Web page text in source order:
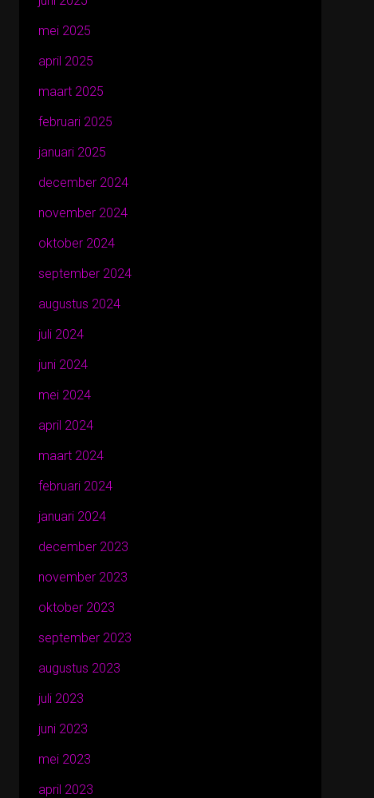
mei 2025
april 2025
maart 2025
februari 2025
januari 2025
december 2024
november 2024
oktober 2024
september 2024
augustus 2024
juli 2024
juni 2024
mei 2024
april 2024
maart 2024
februari 2024
januari 2024
december 2023
november 2023
oktober 2023
september 2023
augustus 2023
juli 2023
juni 2023
mei 2023
april 2023